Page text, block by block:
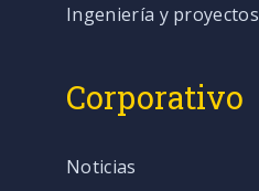
Ingeniería y proyectos
Corporativo
Noticias